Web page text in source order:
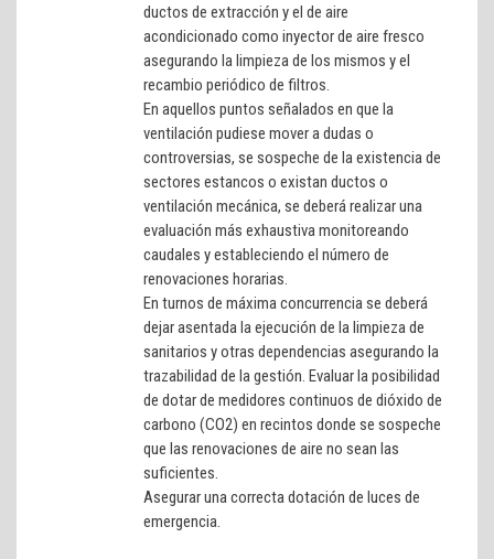
ductos de extracción y el de aire
acondicionado como inyector de aire fresco
asegurando la limpieza de los mismos y el
recambio periódico de filtros.
En aquellos puntos señalados en que la
ventilación pudiese mover a dudas o
controversias, se sospeche de la existencia de
sectores estancos o existan ductos o
ventilación mecánica, se deberá realizar una
evaluación más exhaustiva monitoreando
caudales y estableciendo el número de
renovaciones horarias.
En turnos de máxima concurrencia se deberá
dejar asentada la ejecución de la limpieza de
sanitarios y otras dependencias asegurando la
trazabilidad de la gestión. Evaluar la posibilidad
de dotar de medidores continuos de dióxido de
carbono (CO2) en recintos donde se sospeche
que las renovaciones de aire no sean las
suficientes.
Asegurar una correcta dotación de luces de
emergencia.